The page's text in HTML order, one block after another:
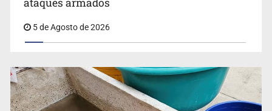
Buscan reformar Ley de Salud en Jalisco para emitir
alertas sanitarias por mala calidad del agua
ataques armados
5 de Agosto de 2026